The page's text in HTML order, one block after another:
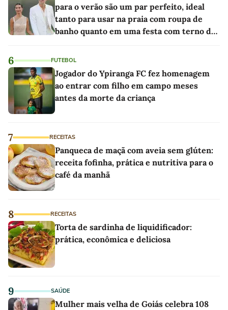
para o verão são um par perfeito, ideal
tanto para usar na praia com roupa de
banho quanto em uma festa com terno de
6 FUTEBOL
Jogador do Ypiranga FC fez homenagem
ao entrar com filho em campo meses
antes da morte da criança
7 RECEITAS
Panqueca de maçã com aveia sem glúten:
receita fofinha, prática e nutritiva para o
café da manhã
8 RECEITAS
Torta de sardinha de liquidificador:
prática, econômica e deliciosa
9 SAÚDE
Mulher mais velha de Goiás celebra 108